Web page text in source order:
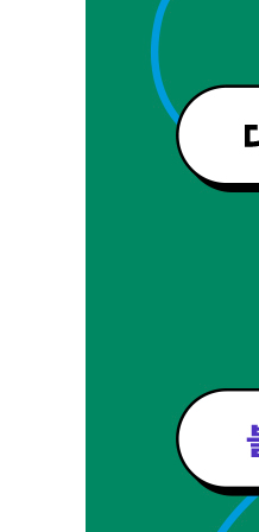
· 수학자의 종이 컴퓨터
· 8차원 공간에 벽돌 쌓
· 상자에 공을 담는 방
· 알고리즘 이론의 왕관
· ‘복잡도 동물원’ 속
제5장 수학도 비즈니
· 블록체인에는 스토
· 디지털 소장품은
· 디지털 화폐의 상식